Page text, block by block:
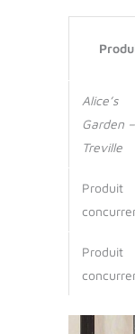
Alice’s
Garden –
Treville
Produit
Produit